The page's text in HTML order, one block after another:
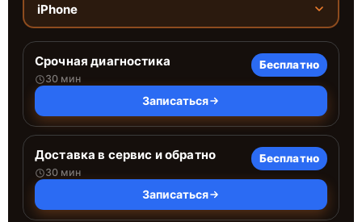
iPhone
Срочная диагностика
30 мин
Бесплатно
Записаться
Доставка в сервис и обратно
30 мин
Бесплатно
Записаться